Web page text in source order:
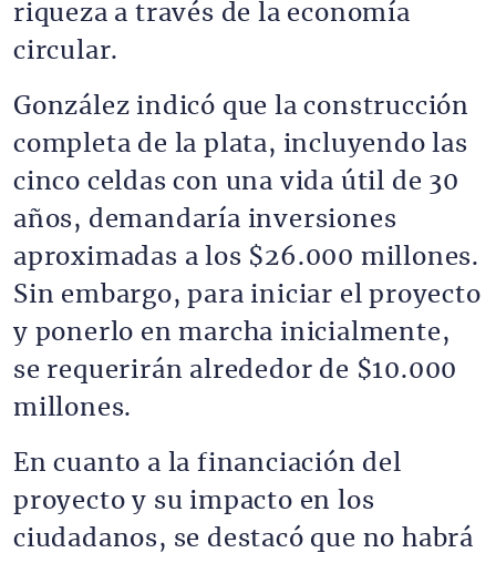
riqueza a través de la economía
circular.
González indicó que la construcción
completa de la plata, incluyendo las
cinco celdas con una vida útil de 30
años, demandaría inversiones
aproximadas a los $26.000 millones.
Sin embargo, para iniciar el proyecto
y ponerlo en marcha inicialmente,
se requerirán alrededor de $10.000
millones.
En cuanto a la financiación del
proyecto y su impacto en los
ciudadanos, se destacó que no habrá